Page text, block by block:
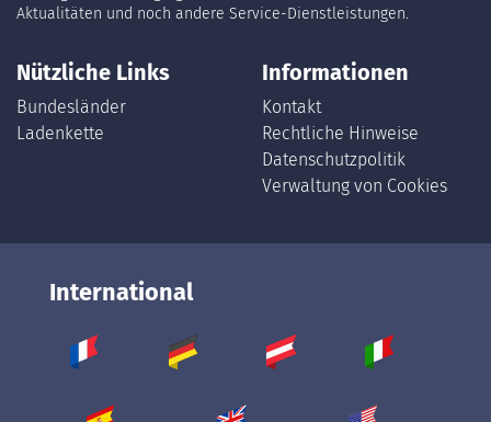
Aktualitäten und noch andere Service-Dienstleistungen.
Nützliche Links
Bundesländer
Ladenkette
Informationen
Kontakt
Rechtliche Hinweise
Datenschutzpolitik
Verwaltung von Cookies
International